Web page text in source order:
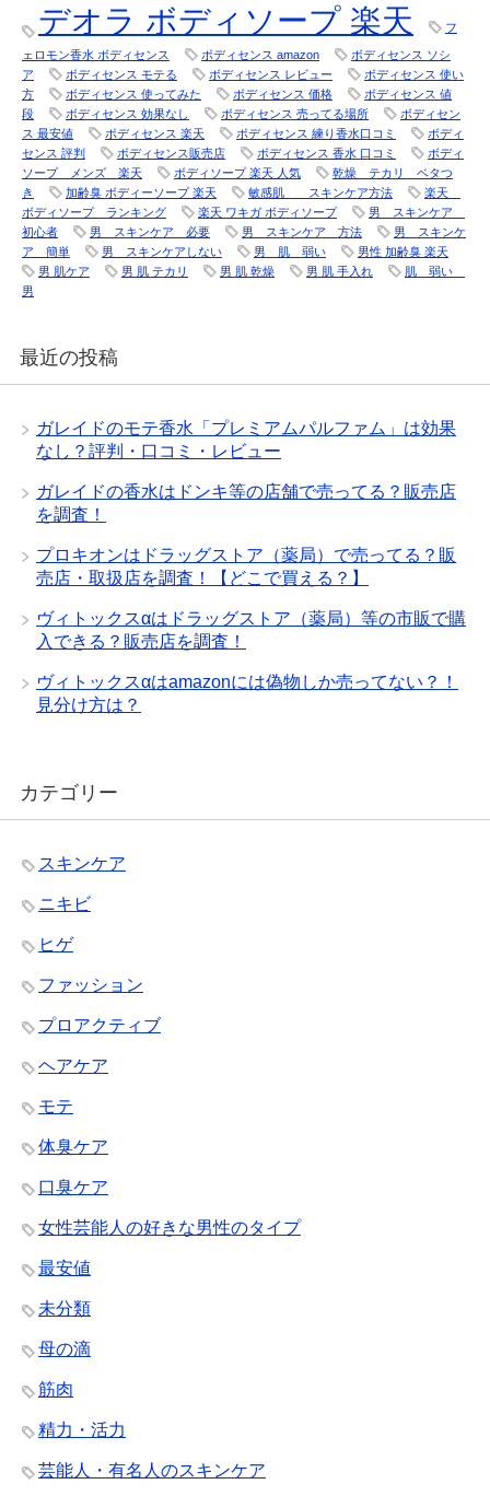
デオラ ボディソープ 楽天 フ
ェロモン香水 ボディセンス ボディセンス amazon
ボディセンス ソシ
ア
ボディセンス モテる ボディセンス レビュー
ボディセンス 使い
方
ボディセンス 使ってみた ボディセンス 価格
ボディセンス 値
段
ボディセンス 効果なし ボディセンス 売ってる場所
ボディセン
ス 最安値
ボディセンス 楽天 ボディセンス 練り香水口コミ
ボディ
センス 評判
ボディセンス販売店 ボディセンス 香水 口コミ
ボディ
ソープ メンズ 楽天
ボディソープ 楽天 人気
乾燥 テカリ ベタつ
き
加齢臭 ボディーソープ 楽天 敏感肌 スキンケア方法
楽天
ボディソープ ランキング
楽天 ワキガ ボディソープ
男 スキンケア
初心者
男 スキンケア 必要 男 スキンケア 方法
男 スキンケ
ア 簡単
男 スキンケアしない 男 肌 弱い
男性 加齢臭 楽天
男 肌ケア
男 肌 テカリ 男 肌 乾燥 男 肌 手入れ
肌 弱い
男
最近の投稿
ガレイドのモテ香水「プレミアムパルファム」は効果
なし？評判・口コミ・レビュー
ガレイドの香水はドンキ等の店舗で売ってる？販売店
を調査！
プロキオンはドラッグストア（薬局）で売ってる？販
売店・取扱店を調査！【どこで買える？】
ヴィトックスαはドラッグストア（薬局）等の市販で購
入できる？販売店を調査！
ヴィトックスαはamazonには偽物しか売ってない？！
見分け方は？
カテゴリー
スキンケア
ニキビ
ヒゲ
ファッション
プロアクティブ
ヘアケア
モテ
体臭ケア
口臭ケア
女性芸能人の好きな男性のタイプ
最安値
未分類
母の滴
筋肉
精力・活力
芸能人・有名人のスキンケア